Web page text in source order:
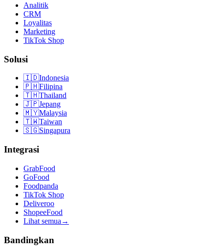
Analitik
CRM
Loyalitas
Marketing
TikTok Shop
Solusi
🇮🇩Indonesia
🇵🇭Filipina
🇹🇭Thailand
🇯🇵Jepang
🇲🇾Malaysia
🇹🇼Taiwan
🇸🇬Singapura
Integrasi
GrabFood
GoFood
Foodpanda
TikTok Shop
Deliveroo
ShopeeFood
Lihat semua →
Bandingkan